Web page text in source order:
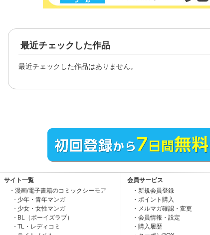
最近チェックした作品
最近チェックした作品はありません。
サイト一覧
・漫画/電子書籍のコミックシーモア
- 少年・青年マンガ
- 少女・女性マンガ
- BL（ボーイズラブ）
- TL・レディコミ
会員サービス
・新規会員登録
・ポイント購入
・メルマガ確認・変更
・会員情報・設定
・購入履歴